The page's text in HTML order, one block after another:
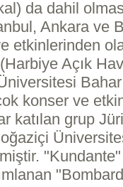
da dahil
Ankara ve
etkinlerinden
Açık
konser ve
katılan grup